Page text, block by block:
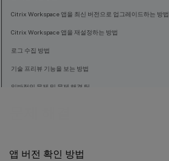
앱 버전 확인 방법
Citrix Workspace 앱을 최신 버전으로 업그레이드하는 방법
Citrix Workspace 앱을 재설정하는 방법
로그 수집 방법
기술 프리뷰 기능을 보는 방법
일반적인 문제 및 문제 해결 팁